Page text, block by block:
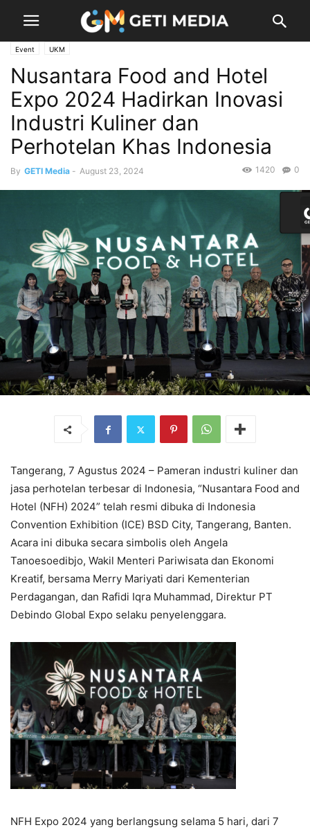
Event UKM
Nusantara Food and Hotel
Expo 2024 Hadirkan Inovasi
Industri Kuliner dan
Perhotelan Khas Indonesia
By GETI Media - August 23, 2024 0
1420
Tangerang, 7 Agustus 2024 – Pameran industri kuliner dan
jasa perhotelan terbesar di Indonesia, “Nusantara Food and
Hotel (NFH) 2024” telah resmi dibuka di Indonesia
Convention Exhibition (ICE) BSD City, Tangerang, Banten.
Acara ini dibuka secara simbolis oleh Angela
Tanoesoedibjo, Wakil Menteri Pariwisata dan Ekonomi
Kreatif, bersama Merry Mariyati dari Kementerian
Perdagangan, dan Rafidi Iqra Muhammad, Direktur PT
Debindo Global Expo selaku penyelenggara.
NFH Expo 2024 yang berlangsung selama 5 hari, dari 7